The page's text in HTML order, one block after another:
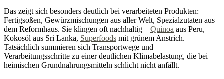
Das zeigt sich besonders deutlich bei verarbeiteten Produkten:
Fertigsoßen, Gewürzmischungen aus aller Welt, Spezialzutaten aus
dem Reformhaus. Sie klingen oft nachhaltig – Quinoa aus Peru,
Kokosöl aus Sri Lanka, Superfoods mit grünem Anstrich.
Tatsächlich summieren sich Transportwege und
Verarbeitungsschritte zu einer deutlichen Klimabelastung, die bei
heimischen Grundnahrungsmitteln schlicht nicht anfällt.